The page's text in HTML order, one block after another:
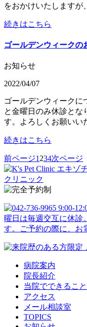
をおかけいたしますが
続きはこちら
ゴールデンウィークの
お知らせ
2022/04/07
ゴールデンウィークに
と金曜日のみ休診とな
す。よろしくお願いい
続きはこちら
前ページ1 234次ページ
病院案内
院長紹介
当院でできること
アクセス
メール相談室
TOPICS